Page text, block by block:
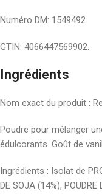
Numéro DM: 1549492.
GTIN: 4066447569902.
Ingrédients
Nom exact du produit :
Poudre pour mélanger
édulcorants. Goût de
Ingrédients : Isolat de
DE SOJA (14%), POUDRE